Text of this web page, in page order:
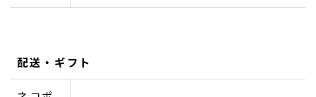
配送・ギフト